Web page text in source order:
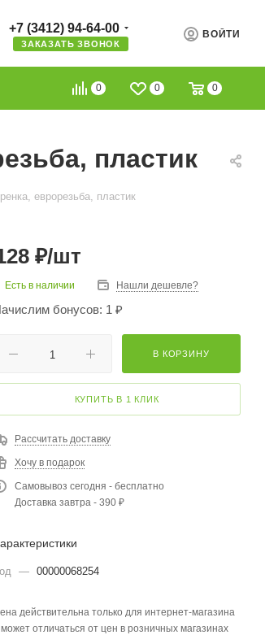
ВОЙТИ
+7 (3412) 94-64-00
ЗАКАЗАТЬ ЗВОНОК
0 0 0
пластик
еврорезьба, пластик
₽/шт
Есть в наличии Нашли дешевле?
бонусов: 1 ₽
В КОРЗИНУ
КУПИТЬ В 1 КЛИК
Рассчитать доставку
Хочу в подарок
Самовывоз сегодня - бесплатно
Доставка завтра - 390 ₽
— 00000068254
действительна только для интернет-магазина
отличаться от цен в розничных магазинах